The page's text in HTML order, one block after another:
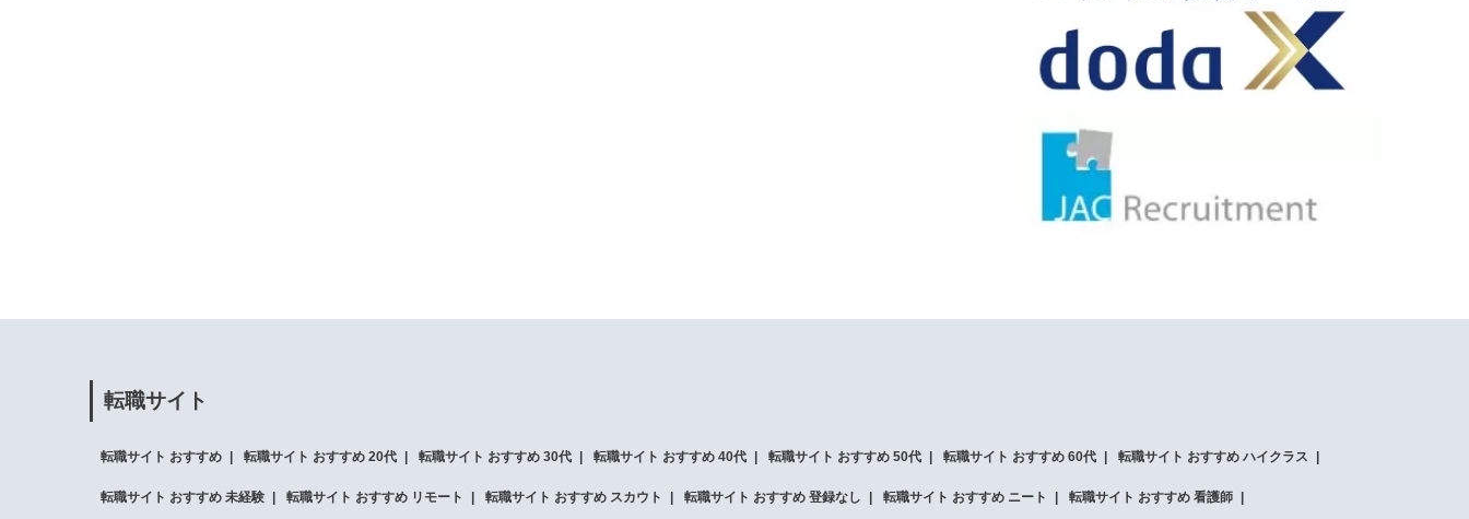
転職サイト
転職サイト おすすめ 転職サイト おすすめ 20代 転職サイト おすすめ 30代 転職サイト おすすめ 40代 転職サイト おすすめ 50代 転職サイト おすすめ 60代 転職サイト おすすめ ハイクラス
転職サイト おすすめ 未経験 転職サイト おすすめ リモート 転職サイト おすすめ スカウト 転職サイト おすすめ 登録なし 転職サイト おすすめ ニート 転職サイト おすすめ 看護師